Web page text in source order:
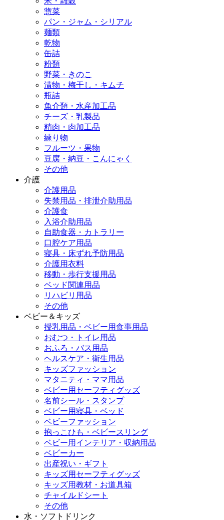
惣菜
パン・ジャム・シリアル
麺類
乾物
缶詰
粉類
野菜・きのこ
漬物・梅干し・キムチ
瓶詰
魚介類・水産加工品
チーズ・乳製品
精肉・肉加工品
練り物
フルーツ・果物
豆腐・納豆・こんにゃく
その他
介護
介護用品
失禁用品・排泄介助用品
介護食
入浴介助用品
自助食器・カトラリー
口腔ケア用品
寝具・床ずれ予防用品
介護用衣料
移動・歩行支援用品
ベッド関連用品
リハビリ用品
その他
ベビー＆キッズ
授乳用品・ベビー用食事用品
おむつ・トイレ用品
おふろ・バス用品
ヘルスケア・衛生用品
キッズファッション
マタニティ・ママ用品
ベビー用セーフティグッズ
名前シール・スタンプ
ベビー用寝具・ベッド
ベビーファッション
抱っこひも・ベビースリング
ベビー用インテリア・収納用品
ベビーカー
出産祝い・ギフト
キッズ用セーフティグッズ
キッズ用教材・お道具箱
チャイルドシート
その他
水・ソフトドリンク